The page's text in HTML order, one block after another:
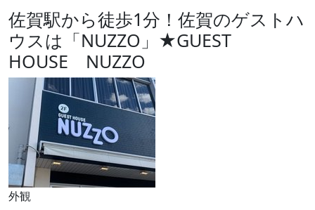
佐賀駅から徒歩1分！佐賀のゲストハ
ウスは「NUZZO」★GUEST
HOUSE NUZZO
外観